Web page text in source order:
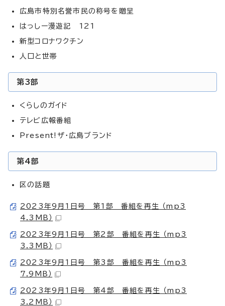
広島市特別名誉市民の称号を贈呈
はっしー漫遊記 121
新型コロナワクチン
人口と世帯
第3部
くらしのガイド
テレビ広報番組
Present!ザ・広島ブランド
第4部
区の話題
2023年9月1日号 第1部 番組を再生 （mp3
4.3MB）
2023年9月1日号 第2部 番組を再生 （mp3
3.3MB）
2023年9月1日号 第3部 番組を再生 （mp3
7.9MB）
2023年9月1日号 第4部 番組を再生 （mp3
3.2MB）